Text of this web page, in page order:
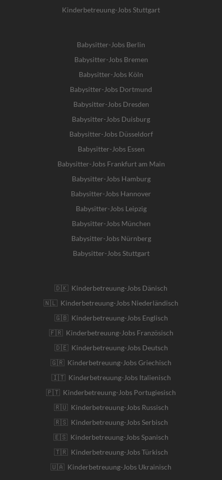
Kinderbetreuung-Jobs Stuttgart
Babysitter-Jobs Berlin
Babysitter-Jobs Bremen
Babysitter-Jobs Köln
Babysitter-Jobs Dortmund
Babysitter-Jobs Dresden
Babysitter-Jobs Duisburg
Babysitter-Jobs Düsseldorf
Babysitter-Jobs Essen
Babysitter-Jobs Frankfurt am Main
Babysitter-Jobs Hamburg
Babysitter-Jobs Hannover
Babysitter-Jobs Leipzig
Babysitter-Jobs München
Babysitter-Jobs Nürnberg
Babysitter-Jobs Stuttgart
🇩🇰 Kinderbetreuung-Jobs Dänisch
🇳🇱 Kinderbetreuung-Jobs Niederländisch
🇬🇧 Kinderbetreuung-Jobs Englisch
🇫🇷 Kinderbetreuung-Jobs Französisch
🇩🇪 Kinderbetreuung-Jobs Deutsch
🇬🇷 Kinderbetreuung-Jobs Griechisch
🇮🇹 Kinderbetreuung-Jobs Italienisch
🇵🇹 Kinderbetreuung-Jobs Portugiesisch
🇷🇺 Kinderbetreuung-Jobs Russisch
🇷🇸 Kinderbetreuung-Jobs Serbisch
🇪🇸 Kinderbetreuung-Jobs Spanisch
🇹🇷 Kinderbetreuung-Jobs Türkisch
🇺🇦 Kinderbetreuung-Jobs Ukrainisch